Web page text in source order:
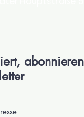
abonnieren